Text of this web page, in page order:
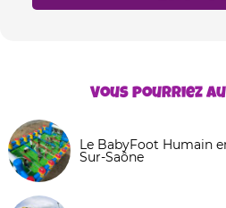
Vous pourriez
Le BabyFoot Humain
Sur-Saône